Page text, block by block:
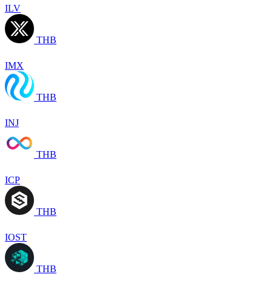
ILV
THB
IMX
THB
INJ
THB
ICP
THB
IOST
THB